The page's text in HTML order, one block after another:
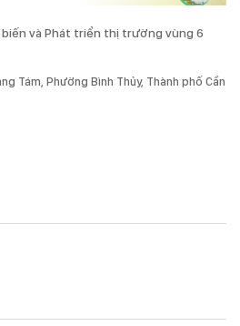
và Phát triển thị trường vùng 6
Tám, Phường Bình Thủy, Thành phố Cần